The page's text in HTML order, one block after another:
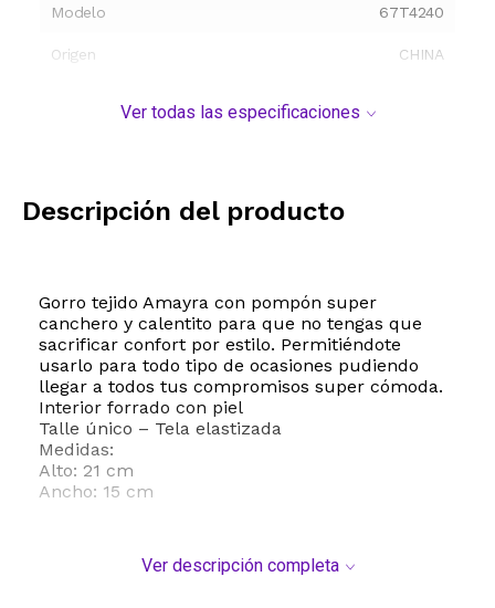
Modelo 67T4240
Origen CHINA
Ver todas las especificaciones
Descripción del producto
Gorro tejido Amayra con pompón super
canchero y calentito para que no tengas que
sacrificar confort por estilo. Permitiéndote
usarlo para todo tipo de ocasiones pudiendo
llegar a todos tus compromisos super cómoda.
Interior forrado con piel
Talle único – Tela elastizada
Medidas:
Alto: 21 cm
Ancho: 15 cm
Ver descripción completa